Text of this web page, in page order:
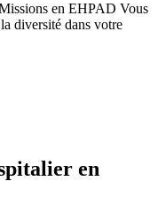
en EHPAD Vous
diversité dans votre
en